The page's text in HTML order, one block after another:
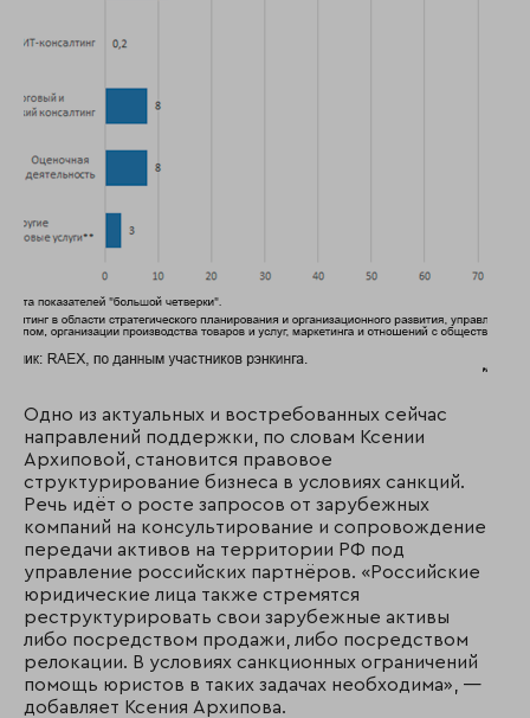
Одно из актуальных и востребованных сейчас
направлений поддержки, по словам Ксении
Архиповой, становится правовое
структурирование бизнеса в условиях санкций.
Речь идёт о росте запросов от зарубежных
компаний на консультирование и сопровождение
передачи активов на территории РФ под
управление российских партнёров. «Российские
юридические лица также стремятся
реструктурировать свои зарубежные активы
либо посредством продажи, либо посредством
релокации. В условиях санкционных ограничений
помощь юристов в таких задачах необходима», —
добавляет Ксения Архипова.